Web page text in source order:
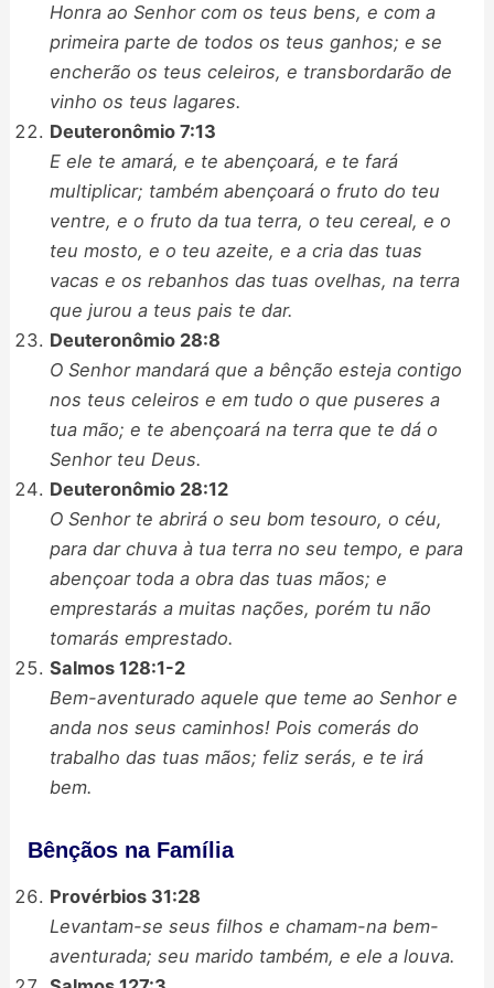
Honra ao Senhor com os teus bens, e com a
primeira parte de todos os teus ganhos; e se
encherão os teus celeiros, e transbordarão de
vinho os teus lagares.
Deuteronômio 7:13
E ele te amará, e te abençoará, e te fará
multiplicar; também abençoará o fruto do teu
ventre, e o fruto da tua terra, o teu cereal, e o
teu mosto, e o teu azeite, e a cria das tuas
vacas e os rebanhos das tuas ovelhas, na terra
que jurou a teus pais te dar.
Deuteronômio 28:8
O Senhor mandará que a bênção esteja contigo
nos teus celeiros e em tudo o que puseres a
tua mão; e te abençoará na terra que te dá o
Senhor teu Deus.
Deuteronômio 28:12
O Senhor te abrirá o seu bom tesouro, o céu,
para dar chuva à tua terra no seu tempo, e para
abençoar toda a obra das tuas mãos; e
emprestarás a muitas nações, porém tu não
tomarás emprestado.
Salmos 128:1-2
Bem-aventurado aquele que teme ao Senhor e
anda nos seus caminhos! Pois comerás do
trabalho das tuas mãos; feliz serás, e te irá
bem.
Bênçãos na Família
Provérbios 31:28
Levantam-se seus filhos e chamam-na bem-
aventurada; seu marido também, e ele a louva.